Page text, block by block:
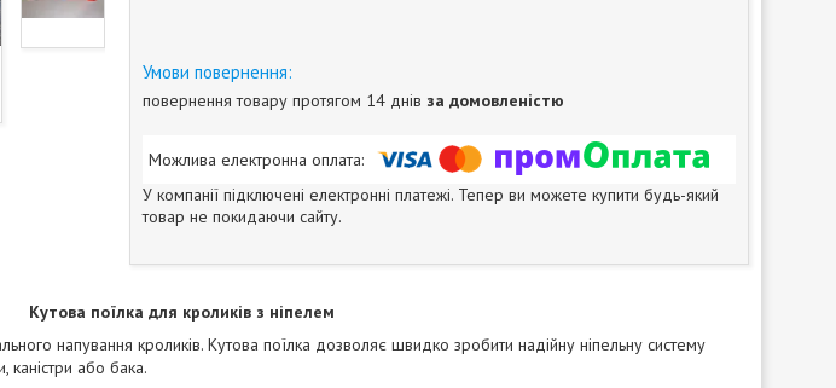
повернення товару протягом 14 днів за домовленістю
У компанії підключені електронні платежі. Тепер ви можете купити будь-який
товар не покидаючи сайту.
Кутова поїлка для кроликів з ніпелем
напування кроликів. Кутова поїлка дозволяє швидко зробити надійну ніпельну систему
каністри або бака.